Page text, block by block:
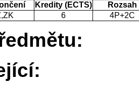
Kredity (ECTS)
Rozsah
6 4P+2C